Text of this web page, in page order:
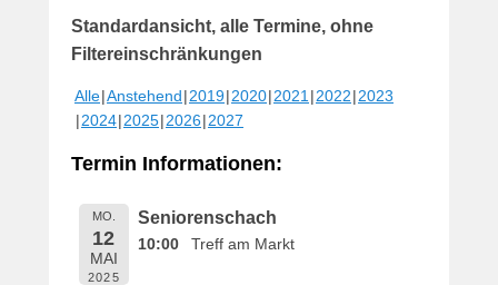
f
f
n
Standardansicht, alle Termine, ohne
Filtereinschränkungen
Alle Anstehend 2019 2020 2021 2022 2023
2024 2025 2026 2027
Termin Informationen:
MO.
12
MAI
2025
Seniorenschach
10:00 Treff am Markt